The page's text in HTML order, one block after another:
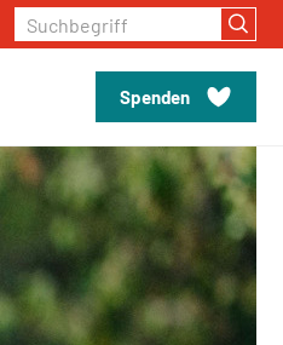
Spenden
Suchbegriff